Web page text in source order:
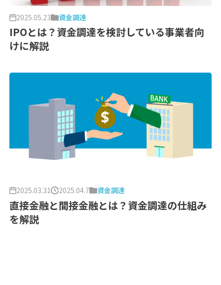
2025.05.23 資金調達
IPOとは？資金調達を検討している事業者向
けに解説
2025.03.31 2025.04.7 資金調達
直接金融と間接金融とは？資金調達の仕組み
を解説